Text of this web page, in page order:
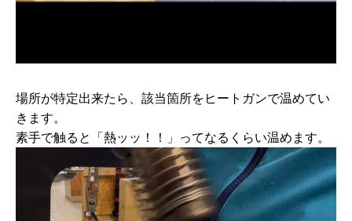
場所が特定出来たら、該当箇所をヒートガンで温めてい
きます。
素手で触ると「熱ッッ！！」ってなるくらい温めます。